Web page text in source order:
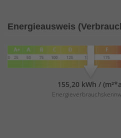
Energieausweis
155,20 kWh /